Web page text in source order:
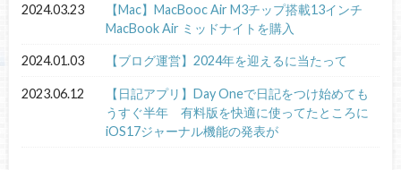
2024.03.23
【Mac】MacBooc Air M3チップ搭載13インチ
MacBook Air ミッドナイトを購入
2024.01.03 【ブログ運営】2024年を迎えるに当たって
2023.06.12
【日記アプリ】Day Oneで日記をつけ始めても
うすぐ半年 有料版を快適に使ってたところに
iOS17ジャーナル機能の発表が